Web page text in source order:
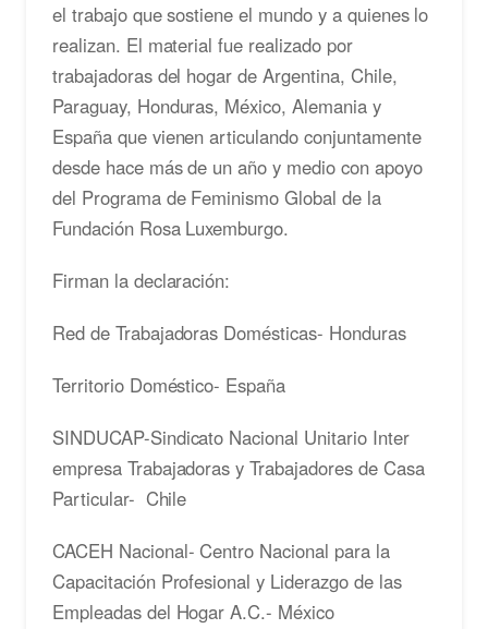
el trabajo que sostiene el mundo y a quienes lo
realizan. El material fue realizado por
trabajadoras del hogar de Argentina, Chile,
Paraguay, Honduras, México, Alemania y
España que vienen articulando conjuntamente
desde hace más de un año y medio con apoyo
del Programa de Feminismo Global de la
Fundación Rosa Luxemburgo.
Firman la declaración:
Red de Trabajadoras Domésticas- Honduras
Territorio Doméstico- España
SINDUCAP-Sindicato Nacional Unitario Inter
empresa Trabajadoras y Trabajadores de Casa
Particular- Chile
CACEH Nacional- Centro Nacional para la
Capacitación Profesional y Liderazgo de las
Empleadas del Hogar A.C.- México